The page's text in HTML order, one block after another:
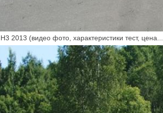
2013 (видео фото, характеристики тест, цена...